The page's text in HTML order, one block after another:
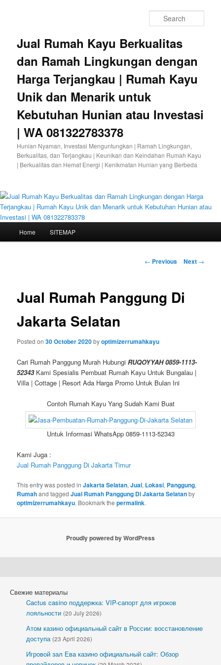
Jual Rumah Kayu Berkualitas
dan Ramah Lingkungan dengan
Harga Terjangkau | Rumah Kayu
Unik dan Menarik untuk
Kebutuhan Hunian atau Investasi
| WA 081322783378
Hunian Nyaman, Investasi Menguntungkan | Ramah Lingkungan,
Berkualitas, dan Terjangkau | Keunikan dan Keindahan Rumah Kayu
| Berkualitas dan Hemat Energi | Kenikmatan Hunian yang Berbeda
Skip
content
Home SITEMAP
Post
← Previous Next →
Jual Rumah Panggung Di
Jakarta Selatan
Posted on30 October 2020byoptimizerrumahkayu
Cari Rumah Panggung Murah HubungiRUQOYYAH 0859-1113-
52343Kami Spesialis Pembuat Rumah Kayu Untuk Bungalau |
Villa | Cottage | Resort Ada Harga Promo Untuk Bulan Ini
Contoh Rumah Kayu Yang Sudah Kami Buat
Untuk Informasi WhatsApp 0859-1113-52343
Kami Juga :
Jual Rumah Panggung Di Jakarta Timur
This entry was posted inJakarta Selatan,Jual, Lokasi, Panggung,
Rumahand taggedJual Rumah Panggung Di Jakarta Selatanby
optimizerrumahkayu. Bookmark thepermalink.
Proudly powered by WordPress
Свежие материалы
Cactus casino поддержка: VIP-сапорт для игроков
лояльности (20 July 2026)
Атом казино официальный сайт в России: восстановление
доступа (23 April 2026)
Игровой зал Ева казино официальный сайт: Обзор